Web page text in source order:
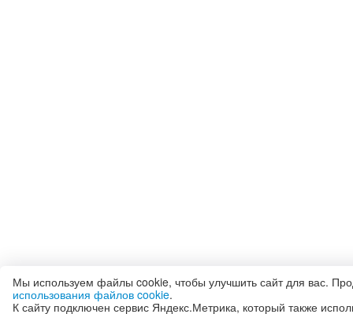
Мы используем файлы cookie, чтобы улучшить сайт для вас.
использования файлов cookie.
К сайту подключен сервис Яндекс.Метрика, который также